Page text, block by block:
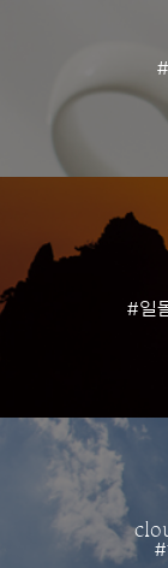
#일
#